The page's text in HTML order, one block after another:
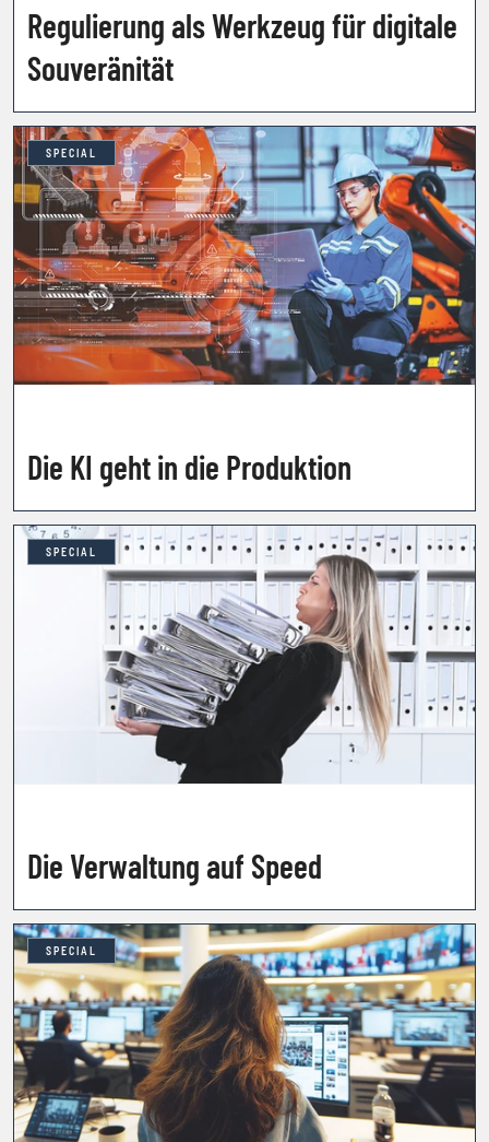
Regulierung als Werkzeug für digitale
Souveränität
SPECIAL
Die KI geht in die Produktion
SPECIAL
Die Verwaltung auf Speed
SPECIAL